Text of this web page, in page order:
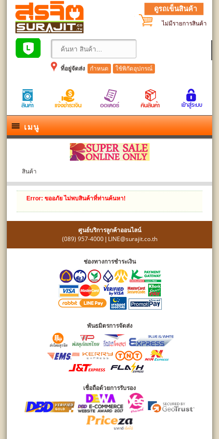
ดูรถเข็นสินค้า
ไม่มีรายการสินค้า
ที่อยู่จัดส่ง กำหนด ใช้พิกัดอุปกรณ์
เมนู
สินค้า
Error: ขออภัย ไม่พบสินค้าที่ท่านค้นหา!
ศูนย์บริการลูกค้าออนไลน์
(089) 957-4000| LINE@surajit.co.th
ช่องทางการชำระเงิน
พันธมิตรการจัดส่ง
เชื่อถือด้วยการรับรอง